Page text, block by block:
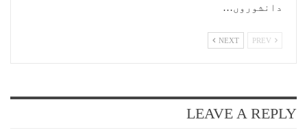
دانشوروں…
NEXT
LEAVE A REPLY